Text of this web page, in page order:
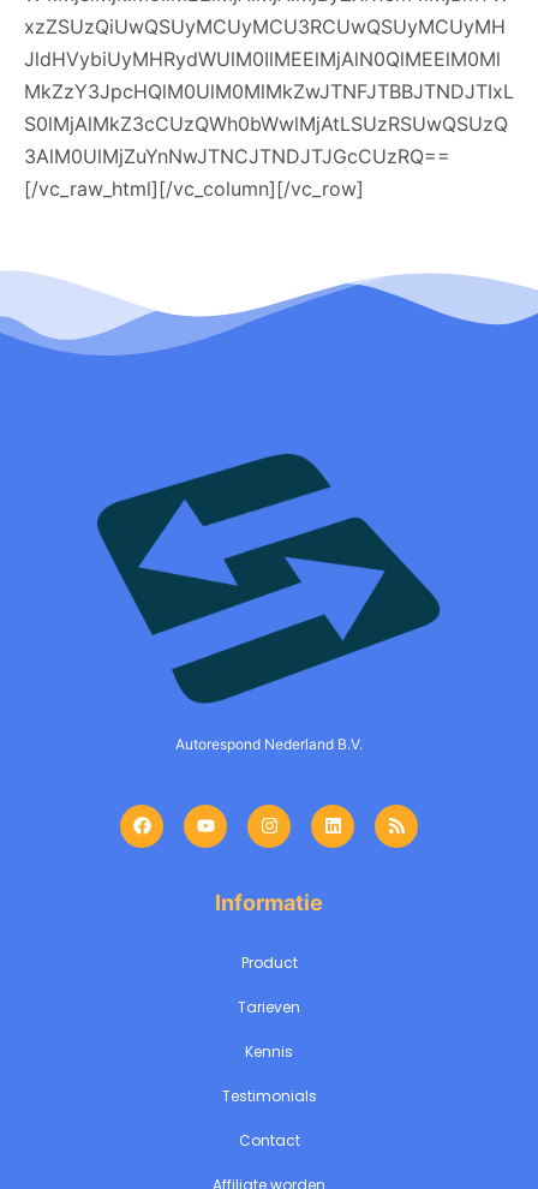
Autorespond Nederland B.V.
Informatie
Product
Tarieven
Kennis
Testimonials
Contact
Affiliate worden